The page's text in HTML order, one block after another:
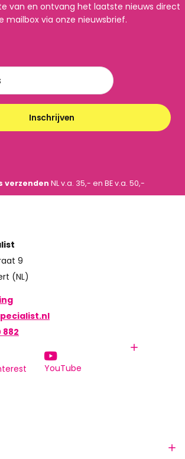
van en ontvang het laatste nieuws direct
mailbox via onze nieuwsbrief.
Inschrijven
verzenden NL v.a. 35,- en BE v.a. 50,-
9
(NL)
882
YouTube